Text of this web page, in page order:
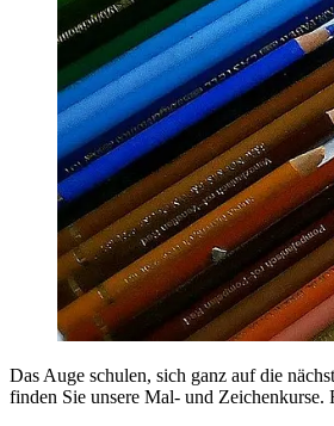
Das Auge schulen, sich ganz auf die
finden Sie unsere Mal- und